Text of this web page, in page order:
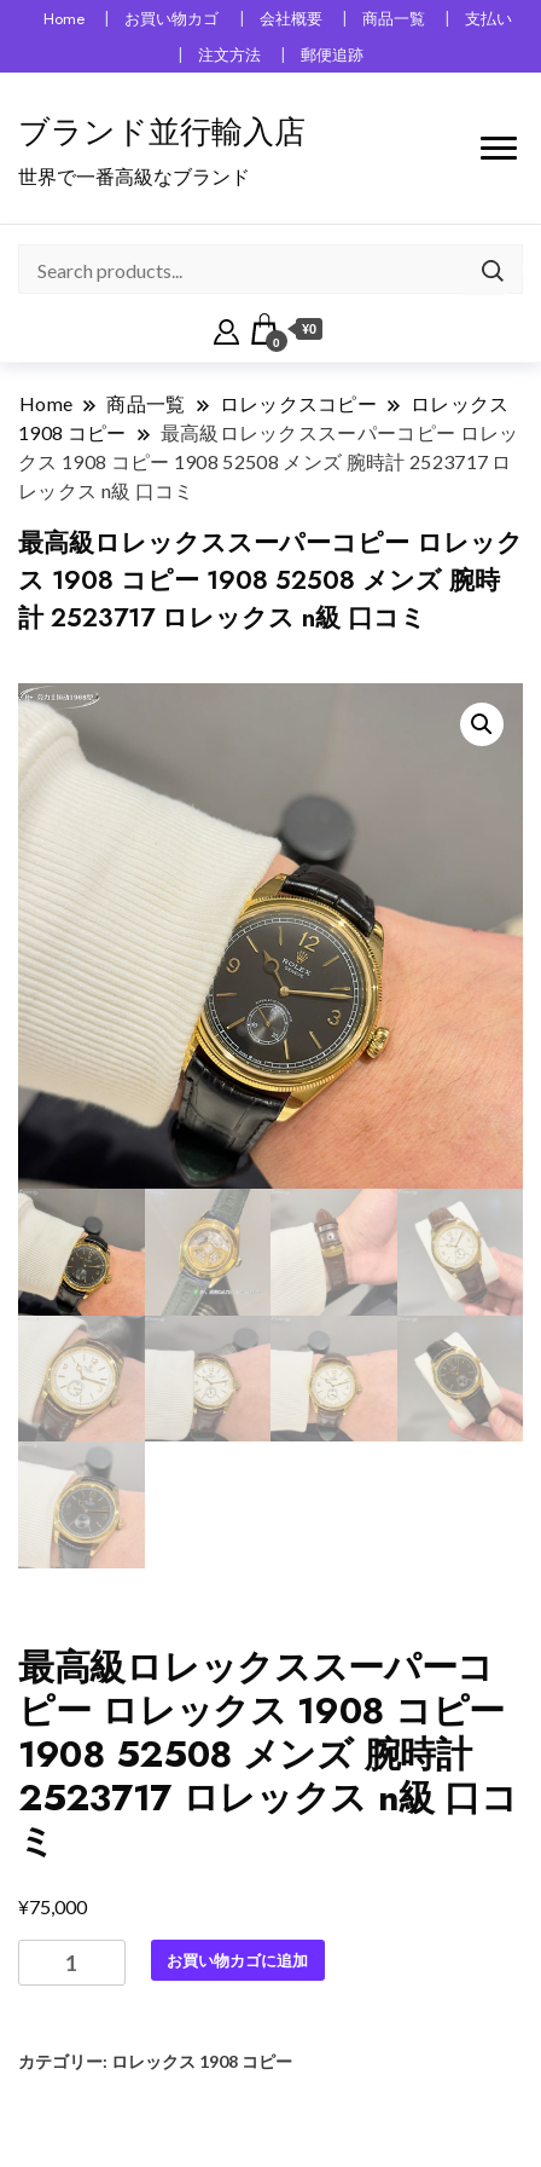
Home お買い物カゴ 会社概要 商品一覧
支払い
注文方法
郵便追跡
ブランド並行輸入店
世界で一番高級なブランド
0
¥0
Home 商品一覧 ロレックスコピー
ロレックス
1908 コピー
最高級ロレックススーパーコピー ロレッ
クス 1908 コピー 1908 52508 メンズ 腕時計 2523717 ロ
レックス n級 口コミ
最高級ロレックススーパーコピー ロレック
ス 1908 コピー 1908 52508 メンズ 腕時
計 2523717 ロレックス n級 口コミ
最高級ロレックススーパーコ
ピー ロレックス 1908 コピー
1908 52508 メンズ 腕時計
2523717 ロレックス n級 口コ
ミ
¥75,000
高
レ
お買い物カゴに追加
カテゴリー: ロレックス 1908 コピー